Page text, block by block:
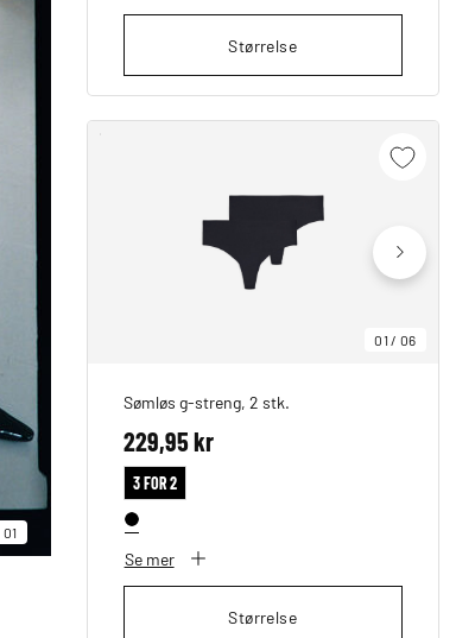
01
Størrelse
01/ 06
Sømløs g-streng, 2 stk.
229,95 kr
3 FOR 2
Se mer
Størrelse